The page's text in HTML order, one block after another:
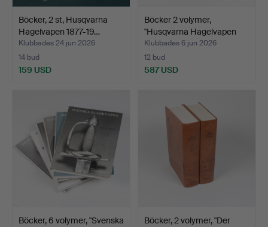
Böcker, 2 st, Husqvarna
Hagelvapen 1877-19…
Klubbades 24 jun 2026
14 bud
159 USD
Böcker 2 volymer,
"Husqvarna Hagelvapen
18…
Klubbades 6 jun 2026
12 bud
587 USD
Böcker, 6 volymer, "Svenska
Böcker, 2 volymer, "Der